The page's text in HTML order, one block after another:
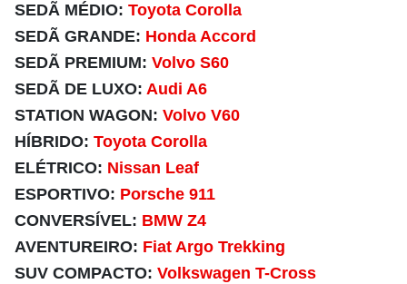
SEDÃ MÉDIO: Toyota Corolla
SEDÃ GRANDE: Honda Accord
SEDÃ PREMIUM: Volvo S60
SEDÃ DE LUXO: Audi A6
STATION WAGON: Volvo V60
HÍBRIDO: Toyota Corolla
ELÉTRICO: Nissan Leaf
ESPORTIVO: Porsche 911
CONVERSÍVEL: BMW Z4
AVENTUREIRO: Fiat Argo Trekking
SUV COMPACTO: Volkswagen T-Cross